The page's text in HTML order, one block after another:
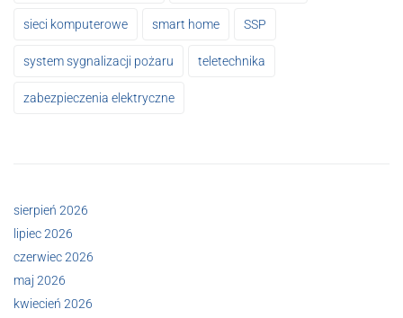
sieci komputerowe smart home SSP
system sygnalizacji pożaru teletechnika
zabezpieczenia elektryczne
sierpień 2026
lipiec 2026
czerwiec 2026
maj 2026
kwiecień 2026